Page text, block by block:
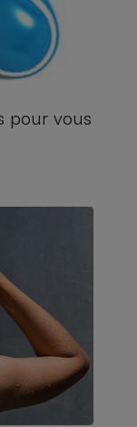
pour vous